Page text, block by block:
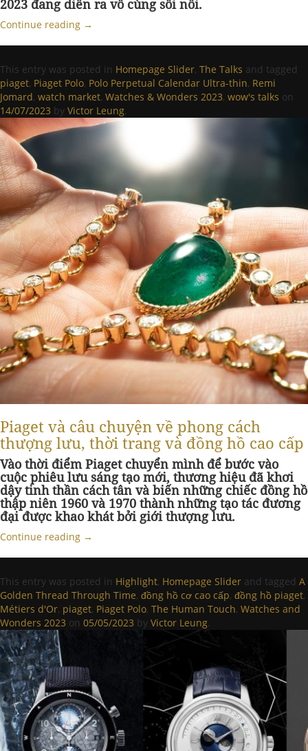
2023 đang diễn ra vô cùng sôi nổi.
Continue reading →
This entry was posted in Homepage Slider, The Talks and tagged
piaget, Piaget Polo, Polo Perpetual Calendar Ultra-thin, Remi
Jomard, watch market, Watches & Wonders 2023, wow's talks on
14/07/2023 by Victor Leung.
Piaget và câu chuyện về phong cách
thượng lưu, thời trang và đồng hồ cao cấp
Vào thời điểm Piaget chuyển mình để bước vào
cuộc phiêu lưu sáng tạo mới, thương hiệu đã khơi
dậy tinh thần cách tân và biến những chiếc đồng hồ
thập niên 1960 và 1970 thành những tạo tác đương
đại được khao khát bởi giới thượng lưu.
Continue reading →
This entry was posted in Highlight, Homepage Slider and tagged A
Golden Thread Through Time, đồng hồ cơ cao cấp, đồng hồ piaget,
Métiers d'Or, piaget, Piaget Polo, The Human Touch, Watches and
Wonders 2023 on 05/05/2023 by Victor Leung.